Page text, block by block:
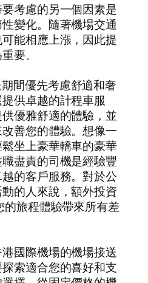
考慮的另一個因素是
變化。隨著機場交通
能相應上漲，因此提
要。
間優先考慮舒適和奢
供卓越的計程車服
優雅舒適的體驗，並
善您的體驗。想像一
坐上豪華轎車的豪華
盡責的司機是經驗豐
的客戶服務。對於公
的人來說，額外投資
旅程體驗帶來所有差
國際機場的機場接送
索適合您的喜好和支